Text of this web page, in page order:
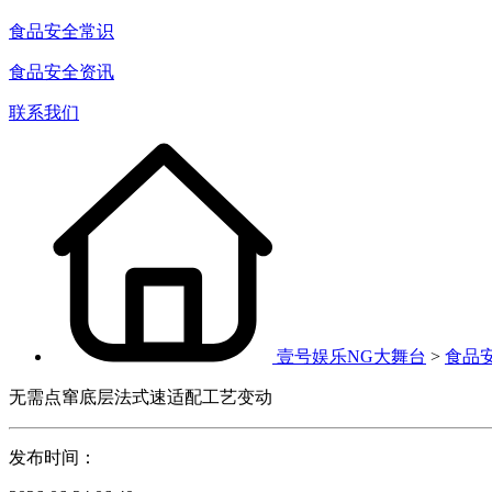
食品安全常识
食品安全资讯
联系我们
壹号娱乐NG大舞台 > 食品
无需点窜底层法式速适配工艺变动
发布时间：